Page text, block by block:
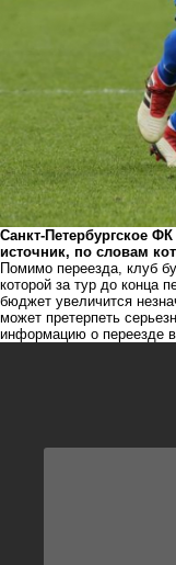
Санкт-Петербургское
источник, по словам
Помимо переезда, клуб
которой за тур до конца
бюджет увеличится
может претерпеть
информацию о переезде в